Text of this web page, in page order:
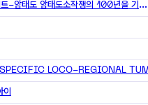
-암태도 암태도소작쟁의 100년을 기억하다
LOCO-REGIONAL TUMOR